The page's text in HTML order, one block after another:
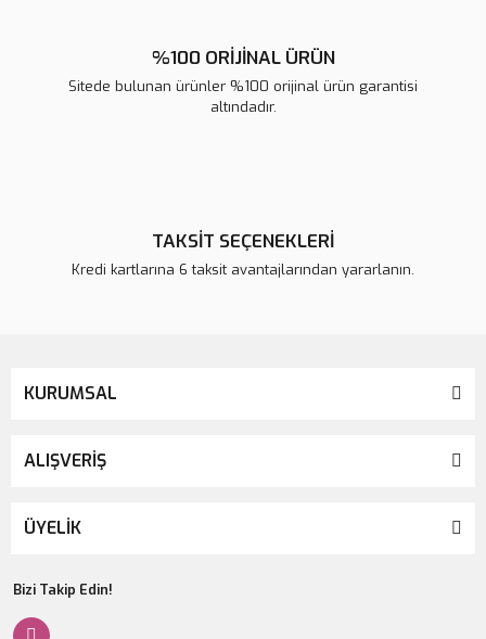
%100 ORİJİNAL ÜRÜN
Sitede bulunan ürünler %100 orijinal ürün garantisi
altındadır.
TAKSİT SEÇENEKLERİ
Kredi kartlarına 6 taksit avantajlarından yararlanın.
KURUMSAL
ALIŞVERİŞ
ÜYELİK
Bizi Takip Edin!